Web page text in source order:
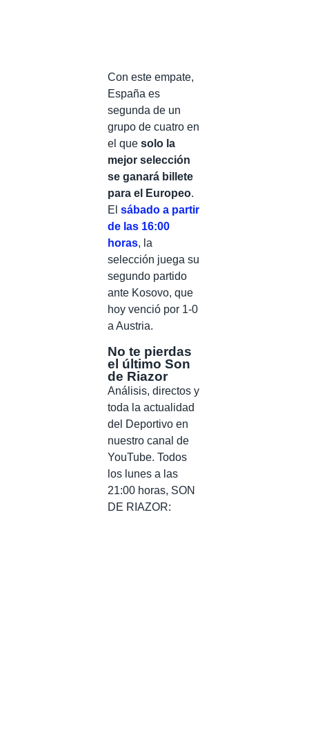
Con este empate,
España es
segunda de un
grupo de cuatro en
el que solo la
mejor selección
se ganará billete
para el Europeo.
El sábado a partir
de las 16:00
horas, la
selección juega su
segundo partido
ante Kosovo, que
hoy venció por 1-0
a Austria.
No te pierdas
el último Son
de Riazor
Análisis, directos y
toda la actualidad
del Deportivo en
nuestro canal de
YouTube. Todos
los lunes a las
21:00 horas, SON
DE RIAZOR: